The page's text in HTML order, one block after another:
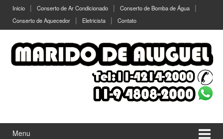
Pular
menu
Inicio Conserto de Ar Condicionado
Conserto de Bomba de Água
Conserto de Aquecedor
Eletricista Contato
Menu